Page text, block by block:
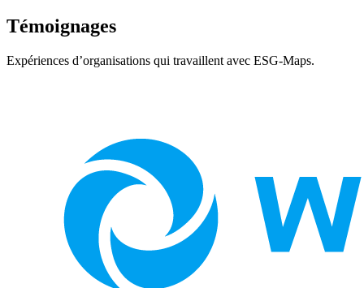
Témoignages
Expériences d’organisations qui travaillent avec ESG-Maps.